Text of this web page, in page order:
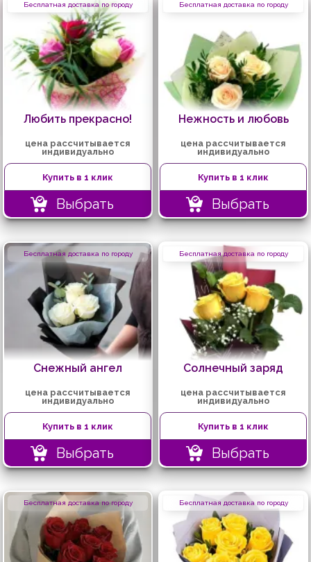
Бесплатная доставка по городу
Любить прекрасно!
цена рассчитывается
индивидуально
Купить в 1 клик
Выбрать
Бесплатная доставка по городу
Нежность и любовь
цена рассчитывается
индивидуально
Купить в 1 клик
Выбрать
Бесплатная доставка по городу
Снежный ангел
цена рассчитывается
индивидуально
Купить в 1 клик
Выбрать
Бесплатная доставка по городу
Солнечный заряд
цена рассчитывается
индивидуально
Купить в 1 клик
Выбрать
Бесплатная доставка по городу Бесплатная доставка по городу